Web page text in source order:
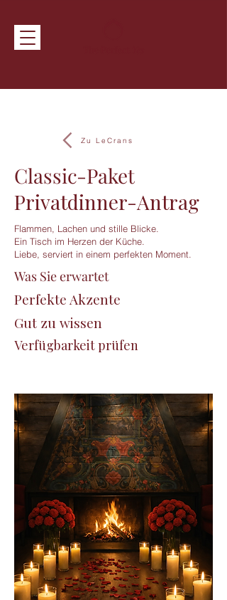
Zu LeCrans
Classic-Paket
Privatdinner-Antrag
Flammen, Lachen und stille Blicke.
Ein Tisch im Herzen der Küche.
Liebe, serviert in einem perfekten Moment.
Was Sie erwartet
Perfekte Akzente
Gut zu wissen
Verfügbarkeit prüfen